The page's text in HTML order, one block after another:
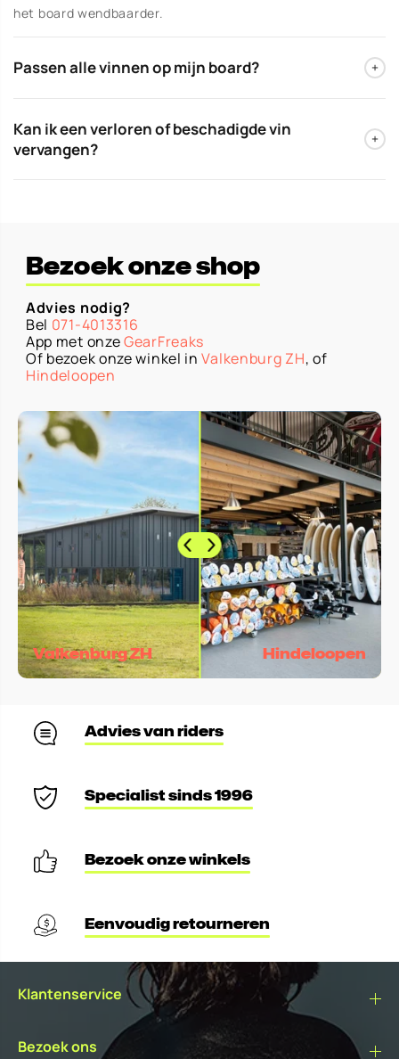
het board wendbaarder.
Passen alle vinnen op mijn board? +
systemen, zoals een US-box of een click-systeem. De vin
moet bij jouw box passen. Geef je board door, dan zoeken
Kan ik een verloren of beschadigde vin
vervangen?
+
Bezoek onze shop
Advies nodig?
Bel 071-4013316
App met onzeGearFreaks
Of bezoek onze winkel inValkenburg ZH, of
Hindeloopen
Valkenburg ZH Hindeloopen
Advies van riders
Specialist sinds 1996
Bezoek onze winkels
Eenvoudig retourneren
Klantenservice
Bezoek ons